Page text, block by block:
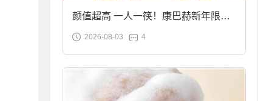
颜值超高 一人一筷！康巴赫新年限定
合金筷子大促：19.9元
2026-08-03 4